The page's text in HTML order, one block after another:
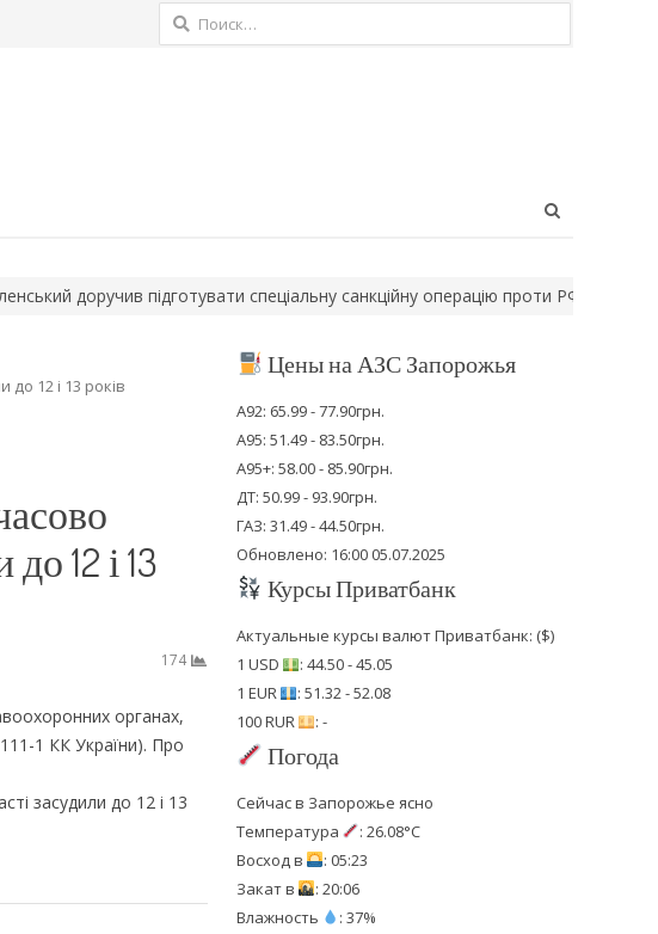
Найти:
доручив підготувати спеціальну санкційну операцію проти РФ “Динамо”
12 і 13 років
12 і 13
174
органах,
1 КК України). Про
засудили до 12 і 13
Цены на АЗС Запорожья
А92: 65.99 - 77.90грн.
А95: 51.49 - 83.50грн.
А95+: 58.00 - 85.90грн.
ДТ: 50.99 - 93.90грн.
ГАЗ: 31.49 - 44.50грн.
Обновлено: 16:00 05.07.2025
Курсы Приватбанк
Актуальные курсы валют Приватбанк: ($)
1 USD
: 44.50 - 45.05
1 EUR
: 51.32 - 52.08
100 RUR
: -
Погода
Сейчас в Запорожье ясно
Температура
: 26.08°C
Восход в
: 05:23
Закат в
: 20:06
Влажность
: 37%